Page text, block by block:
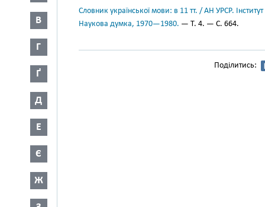
В
Г
Ґ
Д
Е
Є
Ж
Словник української мови: в 11 тт. / АН УРСР.
Наукова думка, 1970—1980. — Т. 4. — С. 664.
Поділитись: